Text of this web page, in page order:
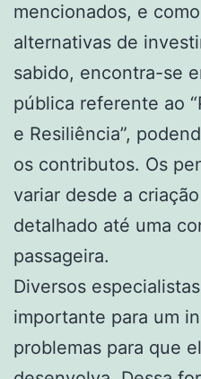
mencionados, e
alternativas de
sabido, encontra-se
pública referente ao
e Resiliência”,
os contributos. Os
variar desde a
detalhado até uma
passageira.
Diversos
importante para um
problemas para que